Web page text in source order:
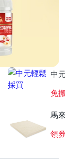
中
免
馬
領